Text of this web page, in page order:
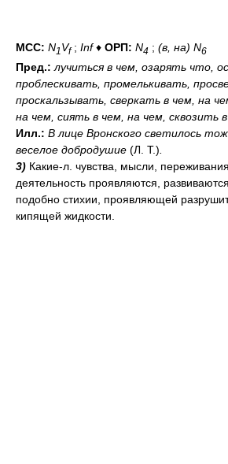
МСС: N1 Vf; Inf ♦ ОРП: N4 ; (в, на) N6
Пред.: лучитьсяв чем , озарять что ,
проблескивать, промелькивать,
проскальзывать, сверкать в чем на
на чем , сиять в чем, на чем , сквозить
Илл.: В лице Вронского светилось
веселое добродушие (Л. Т.)
3) Какие-л. чувства, мысли,
деятельность проявляются,
подобно стихии, проявляющей
кипящей жидкости.